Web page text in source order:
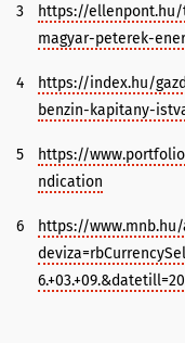
3
https://
magyar-peterek-
4
https://index.hu/
benzin-kapitany-
5
https://
ndication
6
https://